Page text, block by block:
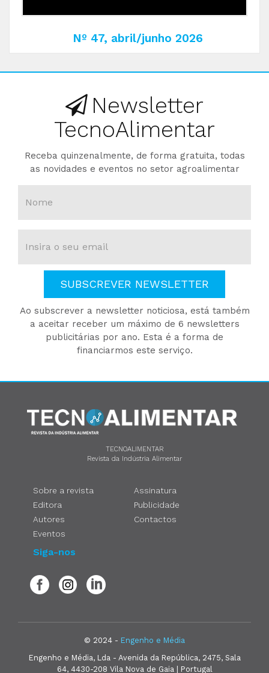
Nº 47, abril/junho 2026
Newsletter
TecnoAlimentar
Receba quinzenalmente, de forma gratuita, todas
as novidades e eventos no setor agroalimentar
SUBSCREVER NEWSLETTER
Ao subscrever a newsletter noticiosa, está também
a aceitar receber um máximo de 6 newsletters
publicitárias por ano. Esta é a forma de
financiarmos este serviço.
TECNOALIMENTAR
Revista da Indústria Alimentar
Sobre a revista
Editora
Autores
Eventos
Assinatura
Publicidade
Contactos
Siga-nos
© 2024 - Engenho e Média
Engenho e Média, Lda - Avenida da República, 2475, Sala
64, 4430-208 Vila Nova de Gaia | Portugal